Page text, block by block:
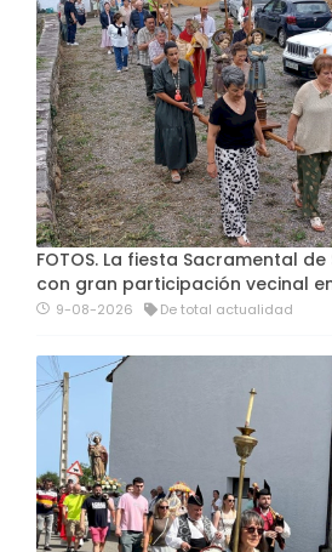
FOTOS. La fiesta Sacramental
con gran participación vecinal
9-08-2026 De total actualidad